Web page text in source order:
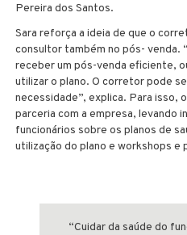
Pereira dos Santos.
Sara reforça a ideia de que o
consultor também no pós- venda.
receber um pós-venda eficiente,
utilizar o plano. O corretor pode
necessidade”, explica. Para isso,
parceria com a empresa, levando
funcionários sobre os planos de
utilização do plano e workshops e
“Cuidar da saúde do